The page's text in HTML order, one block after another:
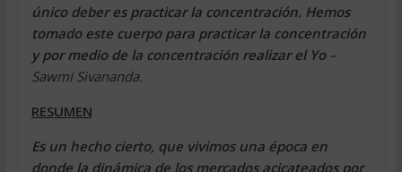
único deber es practicar la concentración. Hemos
tomado este cuerpo para practicar la concentración
y por medio de la concentración realizar el Yo–
Sawmi Sivananda.
RESUMEN
Es un hecho cierto, que vivimos una época en
donde la dinámica de los mercados acicateados por